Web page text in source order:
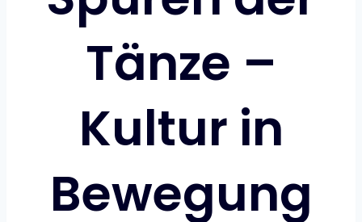
Tänze –
Kultur in
Bewegung